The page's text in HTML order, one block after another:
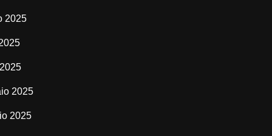
2025
2025
2025